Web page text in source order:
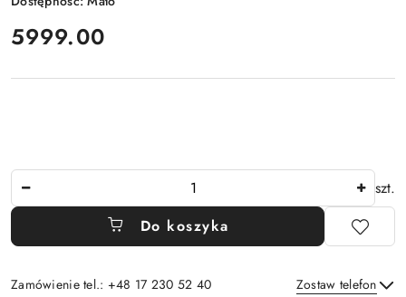
cena:
5999.00
szt.
Do koszyka
Zamówienie tel.: +48 17 230 52 40 Zostaw telefon